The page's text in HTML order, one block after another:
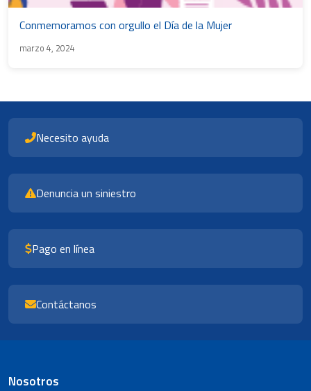
Conmemoramos con orgullo el Día de la Mujer
marzo 4, 2024
Necesito ayuda
Denuncia un siniestro
Pago en línea
Contáctanos
Nosotros